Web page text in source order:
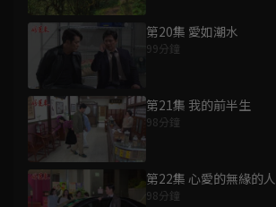
第20集 愛如潮水
99分鐘
第21集 我的前半生
98分鐘
第22集 心愛的無緣的人
98分鐘